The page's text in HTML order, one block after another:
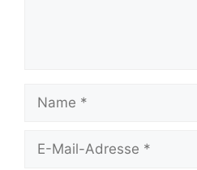
Mail-